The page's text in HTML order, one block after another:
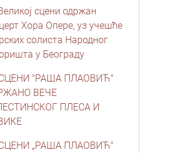
сцени одржан
Хора Опере, уз учешће
солиста Народног
у Београду
"РАША ПЛАОВИЋ"
ВЕЧЕ
ПЛЕСА И
„РАША ПЛАОВИЋ"